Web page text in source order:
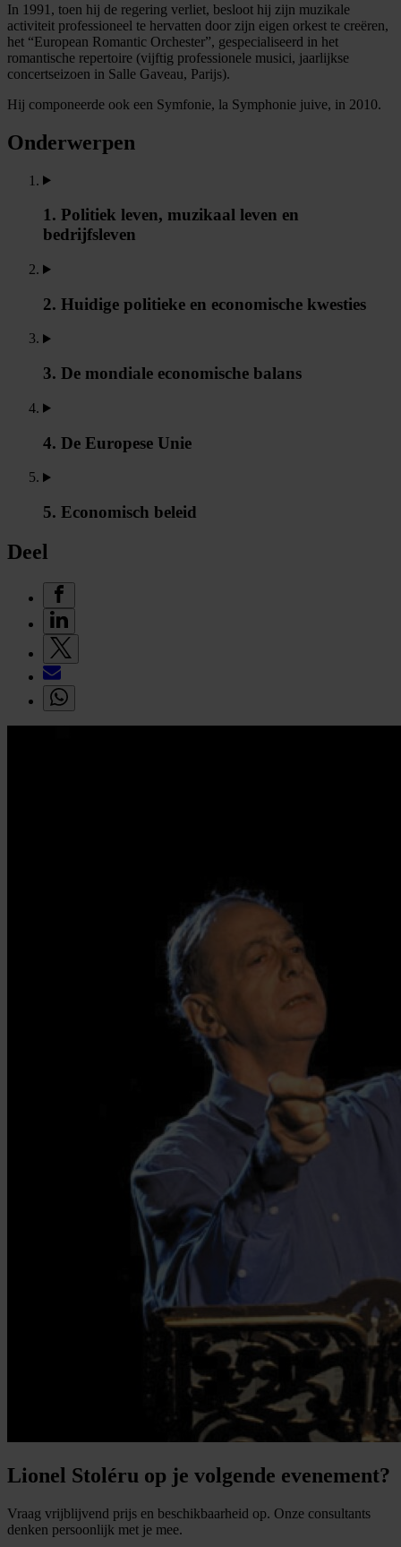
In 1991, toen hij de regering verliet, besloot hij zijn muzikale
activiteit professioneel te hervatten door zijn eigen orkest te creëren,
het “European Romantic Orchester”, gespecialiseerd in het
romantische repertoire (vijftig professionele musici, jaarlijkse
concertseizoen in Salle Gaveau, Parijs).
Hij componeerde ook een Symfonie, la Symphonie juive, in 2010.
Onderwerpen
1. Politiek leven, muzikaal leven en
bedrijfsleven
2. Huidige politieke en economische kwesties
3. De mondiale economische balans
4. De Europese Unie
5. Economisch beleid
Deel
Lionel Stoléru op je volgende evenement?
Vraag vrijblijvend prijs en beschikbaarheid op. Onze consultants
denken persoonlijk met je mee.